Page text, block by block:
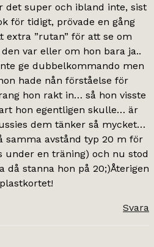
det super och ibland inte, sist
för tidigt, prövade en gång
extra ”rutan” för att se om
var eller om hon bara ja..
ge dubbelkommando men
hade nån förståelse för
hon rakt in… så hon visste
hon egentligen skulle… är
dem tänker så mycket…
samma avstånd typ 20 m för
under en träning) och nu stod
då stanna hon på 20;)Återigen
Svara